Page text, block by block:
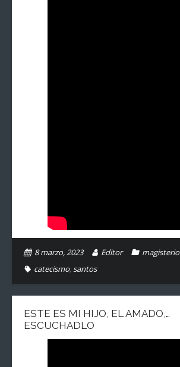
8 marzo, 2023 Editor
magisterio
catecismo,santos
ESTE ES MI HIJO, EL AMADO,…
ESCUCHADLO